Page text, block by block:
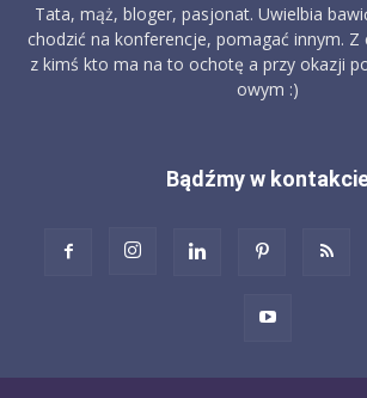
Tata, mąż, bloger, pasjonat. Uwielbia
chodzić na konferencje, pomagać innym. Z
z kimś kto ma na to ochotę a przy okazji
owym :)
Bądźmy w